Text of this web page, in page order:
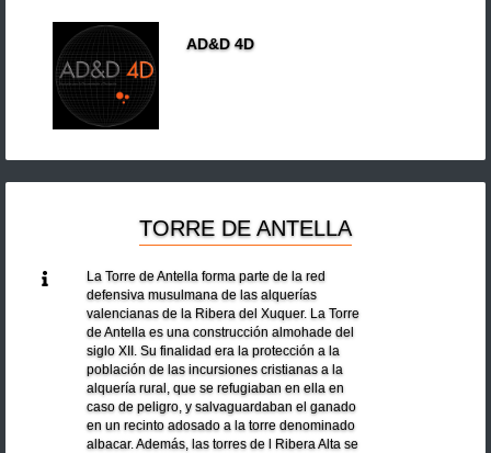
AD&D 4D
TORRE DE ANTELLA
La Torre de Antella forma parte de la red
defensiva musulmana de las alquerías
valencianas de la Ribera del Xuquer. La Torre
de Antella es una construcción almohade del
siglo XII. Su finalidad era la protección a la
población de las incursiones cristianas a la
alquería rural, que se refugiaban en ella en
caso de peligro, y salvaguardaban el ganado
en un recinto adosado a la torre denominado
albacar. Además, las torres de l Ribera Alta se